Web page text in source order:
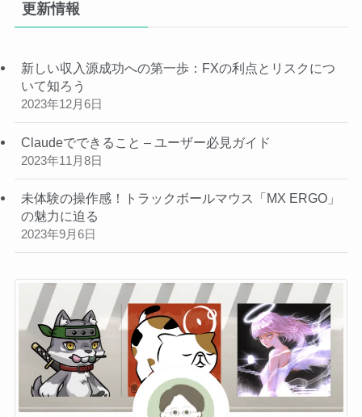
更新情報
新しい収入源成功への第一歩：FXの利点とリスクにつ
いて知ろう
2023年12月6日
Claudeでできること – ユーザー必見ガイド
2023年11月8日
未体験の操作感！トラックボールマウス「MX ERGO」
の魅力に迫る
2023年9月6日